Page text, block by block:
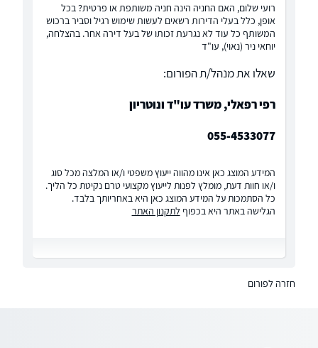
רועי שלום, האם החניה הינה חניה משותפת או פרטית? בכל
אופן, כלל בעלי הדירות רשאים לעשות שימוש רגיל וסביר ברכוש
המשותף כל עוד לא נגרעת זכותו של בעל דירה אחר. בהצלחה,
יוחאי ניר (נאוי), עו"ד
שאלו את מנהל/ת הפורום:
רפי רפאלי, משרד עו"ד ונוטריון
055-4533077
המידע המוצג כאן אינו מהווה ייעוץ משפטי ו/או המלצה מכל סוג
ו/או חוות דעת, מומלץ לפנות לייעוץ מקצועי טרם נקיטת כל הליך.
כל הסתמכות על המידע המוצג כאן היא באחריותך בלבד.
הגלישה באתר היא בכפוף לתקנון האתר
חזרה לפורום